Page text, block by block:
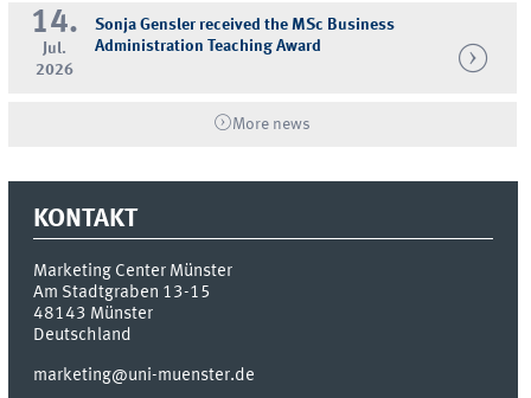
14.
Jul.
2026
Sonja Gensler received the MSc Business
Administration Teaching Award
More news
KONTAKT
Marketing Center Münster
Am Stadtgraben 13-15
48143 Münster
Deutschland
marketing@uni-muenster.de